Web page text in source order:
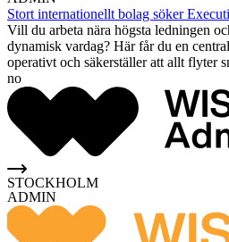
Stort internationellt bolag söker
Vill du arbeta nära högsta ledningen
dynamisk vardag? Här får du en
operativt och säkerställer att allt flyter
no
STOCKHOLM
ADMIN